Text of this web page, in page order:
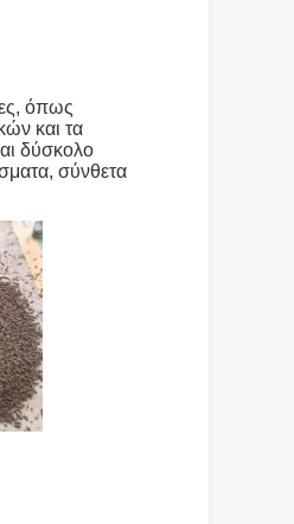
όπως
και τα
δύσκολο
σύνθετα